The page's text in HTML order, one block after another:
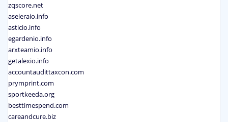
zqscore.net
aseleraio.info
asticio.info
egardenio.info
arxteamio.info
getalexio.info
accountaudittaxcon.com
prymprint.com
sportkeeda.org
besttimespend.com
careandcure.biz